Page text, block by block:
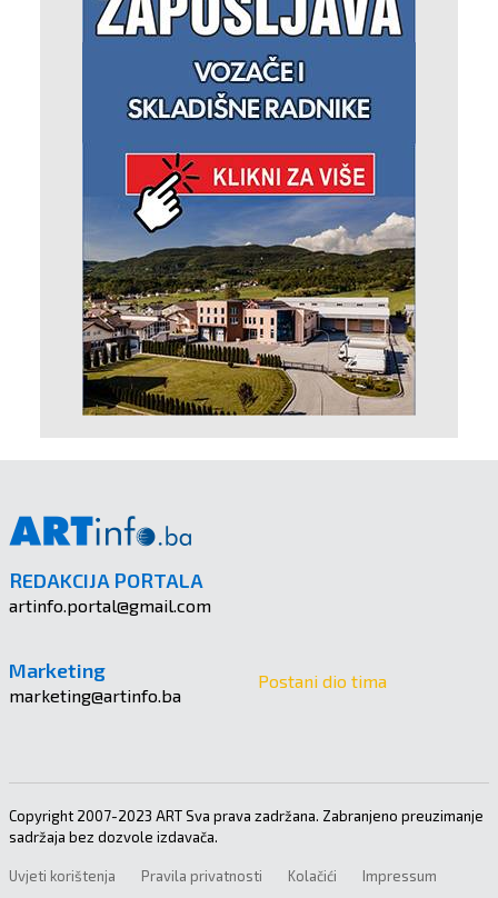
REDAKCIJA PORTALA
artinfo.portal@gmail.com
Marketing
marketing@artinfo.ba
Postani dio tima
Copyright 2007-2023 ART Sva prava zadržana. Zabranjeno preuzimanje
sadržaja bez dozvole izdavača.
Uvjeti korištenja Pravila privatnosti Kolačići Impressum